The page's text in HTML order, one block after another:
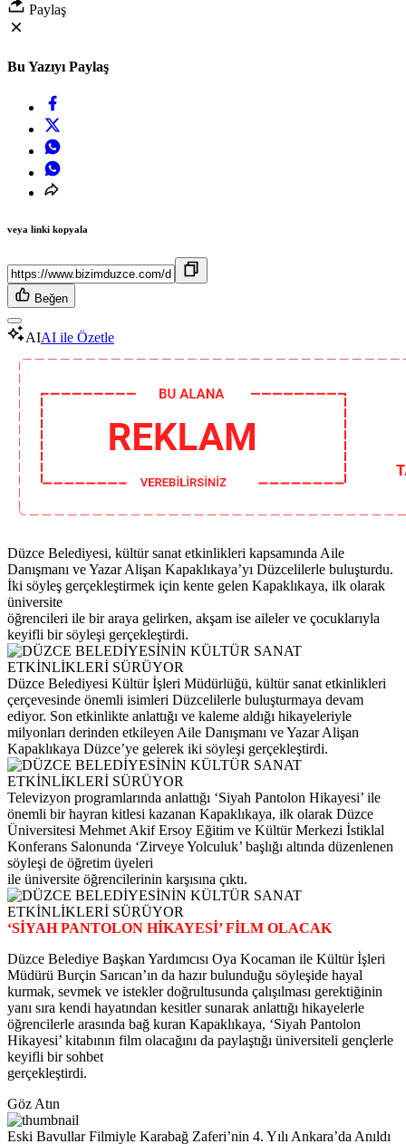
Paylaş
Bu Yazıyı Paylaş
veya linki kopyala
Beğen
AIAI ile Özetle
Düzce Belediyesi, kültür sanat etkinlikleri kapsamında Aile
Danışmanı ve Yazar Alişan Kapaklıkaya’yı Düzcelilerle buluşturdu.
İki söyleş gerçekleştirmek için kente gelen Kapaklıkaya, ilk olarak
üniversite
öğrencileri ile bir araya gelirken, akşam ise aileler ve çocuklarıyla
keyifli bir söyleşi gerçekleştirdi.
Düzce Belediyesi Kültür İşleri Müdürlüğü, kültür sanat etkinlikleri
çerçevesinde önemli isimleri Düzcelilerle buluşturmaya devam
ediyor. Son etkinlikte anlattığı ve kaleme aldığı hikayeleriyle
milyonları derinden etkileyen Aile Danışmanı ve Yazar Alişan
Kapaklıkaya Düzce’ye gelerek iki söyleşi gerçekleştirdi.
Televizyon programlarında anlattığı ‘Siyah Pantolon Hikayesi’ ile
önemli bir hayran kitlesi kazanan Kapaklıkaya, ilk olarak Düzce
Üniversitesi Mehmet Akif Ersoy Eğitim ve Kültür Merkezi İstiklal
Konferans Salonunda ‘Zirveye Yolculuk’ başlığı altında düzenlenen
söyleşi de öğretim üyeleri
ile üniversite öğrencilerinin karşısına çıktı.
‘SİYAH PANTOLON HİKAYESİ’ FİLM OLACAK
Düzce Belediye Başkan Yardımcısı Oya Kocaman ile Kültür İşleri
Müdürü Burçin Sarıcan’ın da hazır bulunduğu söyleşide hayal
kurmak, sevmek ve istekler doğrultusunda çalışılması gerektiğinin
yanı sıra kendi hayatından kesitler sunarak anlattığı hikayelerle
öğrencilerle arasında bağ kuran Kapaklıkaya, ‘Siyah Pantolon
Hikayesi’ kitabının film olacağını da paylaştığı üniversiteli gençlerle
keyifli bir sohbet
gerçekleştirdi.
Göz Atın
Eski Bavullar Filmiyle Karabağ Zaferi’nin 4. Yılı Ankara’da Anıldı